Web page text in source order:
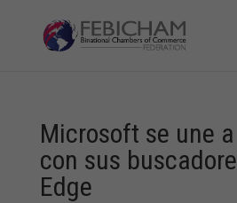
Microsoft se une
con sus
Edge